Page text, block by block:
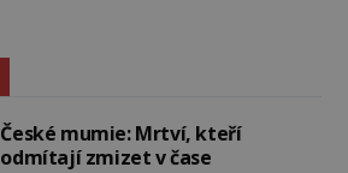
České mumie: Mrtví, kteří
odmítají zmizet v čase